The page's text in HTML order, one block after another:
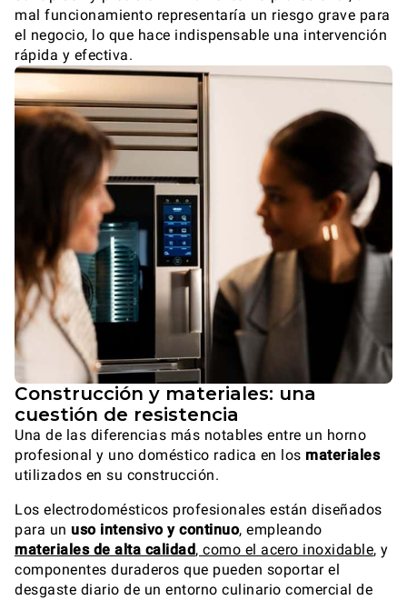
mal funcionamiento representaría un riesgo grave para
el negocio, lo que hace indispensable una intervención
rápida y efectiva.
Construcción y materiales: una
cuestión de resistencia
Una de las diferencias más notables entre un horno
profesional y uno doméstico radica en los materiales
utilizados en su construcción.
Los electrodomésticos profesionales están diseñados
para un uso intensivo y continuo, empleando
materiales de alta calidad, como el acero inoxidable, y
componentes duraderos que pueden soportar el
desgaste diario de un entorno culinario comercial de